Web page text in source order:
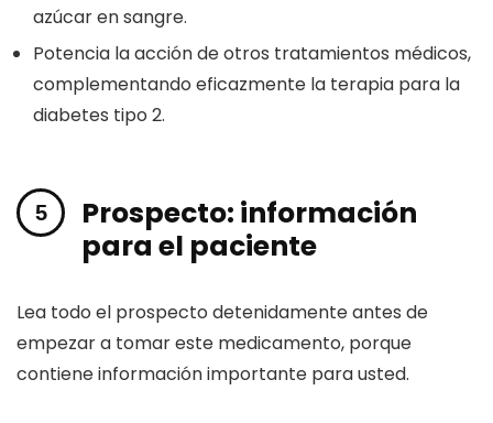
azúcar en sangre.
Potencia la acción de otros tratamientos médicos,
complementando eficazmente la terapia para la
diabetes tipo 2.
Prospecto: información
para el paciente
Lea todo el prospecto detenidamente antes de
empezar a tomar este medicamento, porque
contiene información importante para usted.